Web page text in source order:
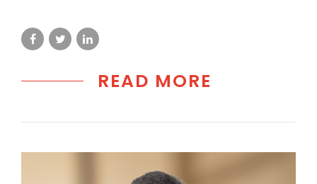
READ MORE